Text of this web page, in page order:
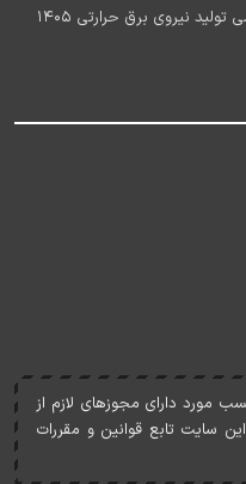
آخرین اخبار استخدام شرکت مادر تخصصی تولید نیروی برق حرارتی 1405
مورد دارای مجوزهای لازم از
سايت تابع قوانين و مقررات